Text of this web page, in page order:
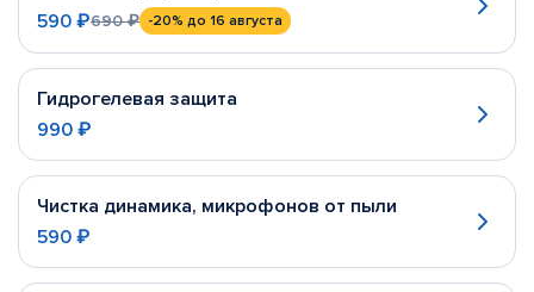
590 ₽690 ₽ -20% до 16 августа
Гидрогелевая защита
990 ₽
Чистка динамика, микрофонов от пыли
590 ₽